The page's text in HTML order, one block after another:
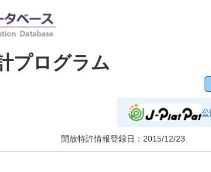
プログラム
開放特許情報登録日： 2015/12/23